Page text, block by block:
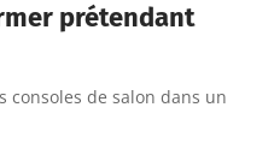
prétendant
consoles de salon dans un